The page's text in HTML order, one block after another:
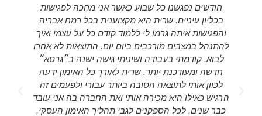
חודשים נפגשנו כל שבוע כאשר אני מחכה לפגישות
בכליון עיניים. שרית היא מקצוענית בכל רמח אבריה
והפגישות איתה גרמו לי ללמוד קודם כל על עצמי ואיך
להתנהל במצבים מורכבים ביום יום. התוצאות לא אחרו
לבוא. קודמתי בעבודה ושיניתי גישה ישנה ב״גרסא״
חדשה ומעודכנת יותר. שרית לאורך כל האימון ידעה
לכוון אותי לתוצאה הטובה ביותר עבורי ולפעמים זה
הרגיש כאילו היא מכירה אותי ואת החברה בה אני עובד
כבר שנים. לכל הספקנים לגבי תהליך האימון העסקי,